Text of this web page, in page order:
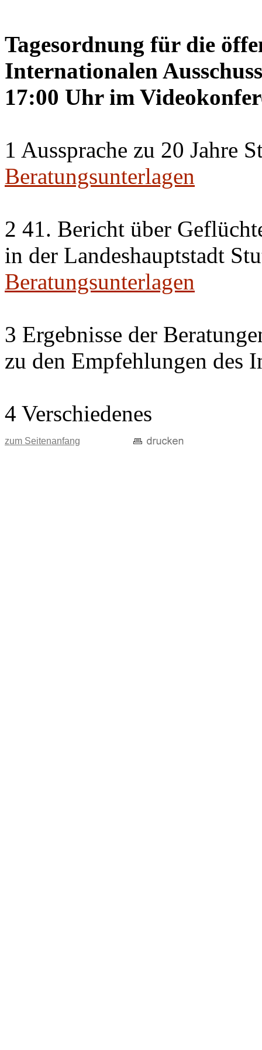
Tagesordnung für die
Internationalen
17:00 Uhr im
1 Aussprache zu 20 Jahre
Beratungsunterlagen
2 41. Bericht über
in der Landeshauptstadt
Beratungsunterlagen
3 Ergebnisse der
zu den Empfehlungen des
4 Verschiedenes
zum Seitenanfang